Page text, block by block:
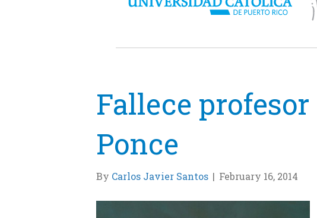
Fallece
Ponce
By Carlos Javier Santos | February 16, 2014